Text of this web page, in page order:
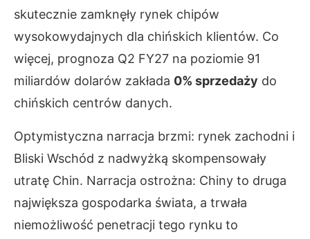
skutecznie zamknęły rynek chipów
wysokowydajnych dla chińskich klientów. Co
więcej, prognoza Q2 FY27 na poziomie 91
miliardów dolarów zakłada 0% sprzedaży do
chińskich centrów danych.
Optymistyczna narracja brzmi: rynek zachodni i
Bliski Wschód z nadwyżką skompensowały
utratę Chin. Narracja ostrożna: Chiny to druga
największa gospodarka świata, a trwała
niemożliwość penetracji tego rynku to